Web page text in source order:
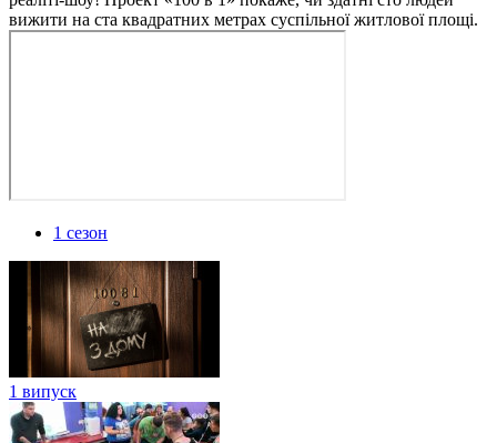
вижити на ста квадратних метрах суспільної житлової площі.
1 сезон
1 випуск